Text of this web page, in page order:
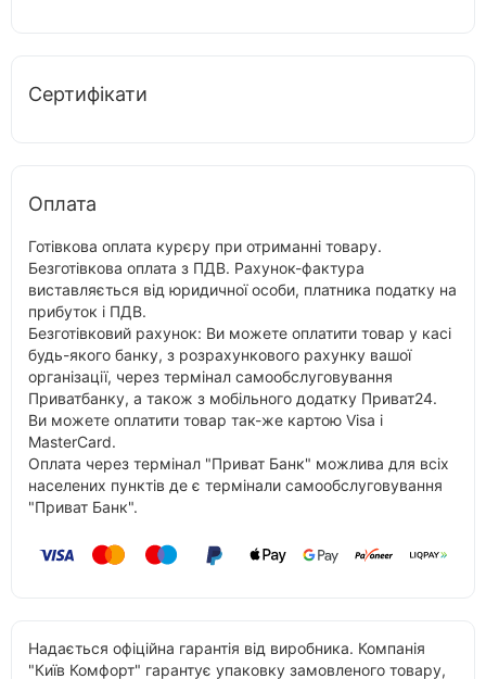
Сертифікати
Оплата
Готівкова оплата курєру при отриманні товару.
Безготівкова оплата з ПДВ. Рахунок-фактура
виставляється від юридичної особи, платника податку на
прибуток і ПДВ.
Безготівковий рахунок: Ви можете оплатити товар у касі
будь-якого банку, з розрахункового рахунку вашої
організації, через термінал самообслуговування
Приватбанку, а також з мобільного додатку Приват24.
Ви можете оплатити товар так-же картою Visa і
MasterCard.
Оплата через термінал "Приват Банк" можлива для всіх
населених пунктів де є термінали самообслуговування
"Приват Банк".
Надається офіційна гарантія від виробника. Компанія
"Київ Комфорт" гарантує упаковку замовленого товару,